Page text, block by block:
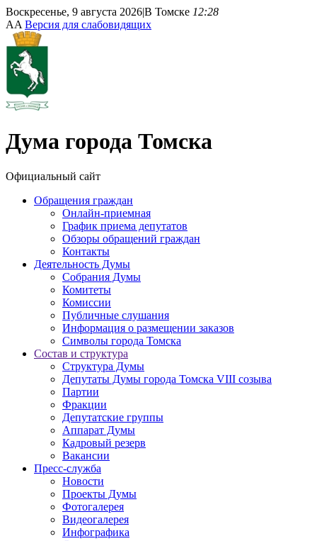
Воскресенье, 9 августа 2026|В Томске 12:28
AA Версия для слабовидящих
Дума города Томска
Официальный сайт
Обращения граждан
Онлайн-приемная
График приема депутатов
Обзоры обращений граждан
Контакты
Деятельность Думы
Собрания Думы
Комитеты
Комиссии
Публичные слушания
Информация о размещении заказов
Символы города Томска
Состав и структура
Структура Думы
Депутаты Думы города Томска VIII созыва
Партии
Фракции
Депутатские группы
Аппарат Думы
Кадровый резерв
Вакансии
Пресс-служба
Новости
Проекты Думы
Фотогалерея
Видеогалерея
Инфографика